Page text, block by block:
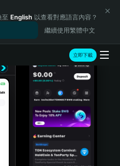
至 English 以查看對應語言內容？
繼續使用繁體中文
立即下載